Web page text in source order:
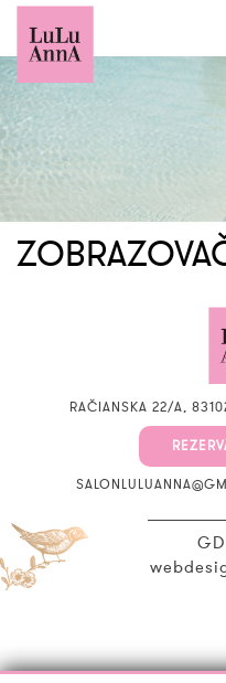
RAČIANSKA 22/A,